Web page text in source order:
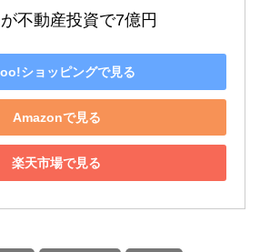
不動産投資で7億円
ショッピングで見る
Amazonで見る
楽天市場で見る